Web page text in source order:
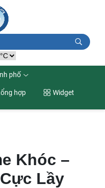
phố
hợp Widget
Khóc –
Lầy